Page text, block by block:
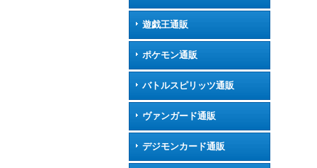
遊戯王通販
ポケモン通販
バトルスピリッツ通販
ヴァンガード通販
デジモンカード通販